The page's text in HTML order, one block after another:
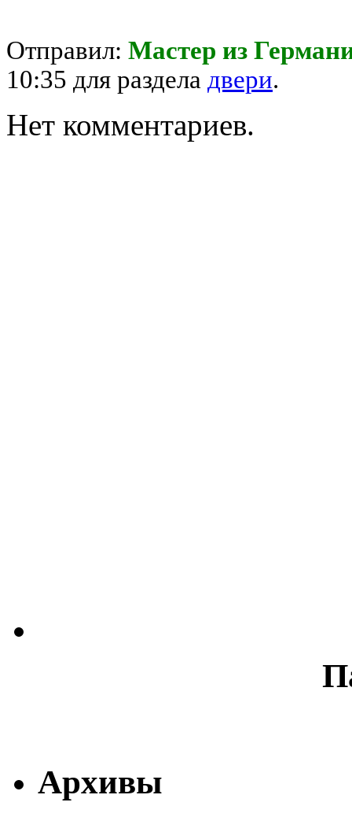
Отправил: Мастер из
10:35 для раздела двери.
Нет комментариев.
Архивы